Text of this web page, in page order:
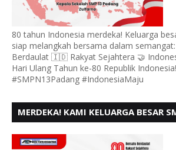
80 tahun Indonesia merdeka! Keluarga
siap melangkah bersama dalam
Berdaulat 🇮🇩 Rakyat Sejahtera 🤝
Hari Ulang Tahun ke-80 Republik
#SMPN13Padang #IndonesiaMaju
MERDEKA! KAMI KELUARGA BESAR